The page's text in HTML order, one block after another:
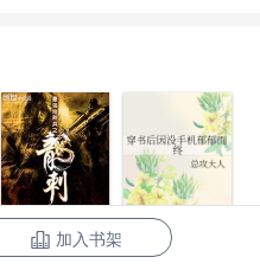
最强特种兵之
穿书后因没手
加入书架